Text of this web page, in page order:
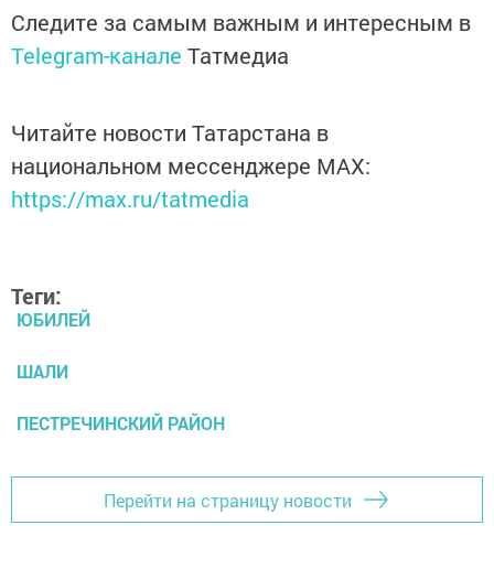
Следите за самым важным и интересным в
Telegram-канале Татмедиа
Читайте новости Татарстана в
национальном мессенджере MАХ:
https://max.ru/tatmedia
Теги:
ЮБИЛЕЙ
ШАЛИ
ПЕСТРЕЧИНСКИЙ РАЙОН
Перейти на страницу новости